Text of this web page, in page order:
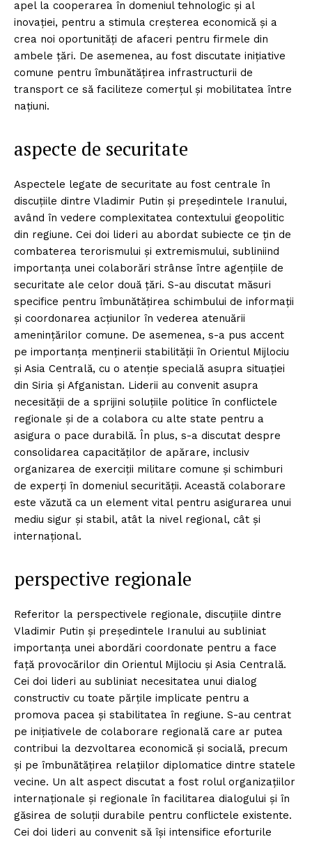
apel la cooperarea în domeniul tehnologic și al
inovației, pentru a stimula creșterea economică și a
crea noi oportunități de afaceri pentru firmele din
ambele țări. De asemenea, au fost discutate inițiative
comune pentru îmbunătățirea infrastructurii de
transport ce să faciliteze comerțul și mobilitatea între
națiuni.
aspecte de securitate
Aspectele legate de securitate au fost centrale în
discuțiile dintre Vladimir Putin și președintele Iranului,
având în vedere complexitatea contextului geopolitic
din regiune. Cei doi lideri au abordat subiecte ce țin de
combaterea terorismului și extremismului, subliniind
importanța unei colaborări strânse între agențiile de
securitate ale celor două țări. S-au discutat măsuri
specifice pentru îmbunătățirea schimbului de informații
și coordonarea acțiunilor în vederea atenuării
amenințărilor comune. De asemenea, s-a pus accent
pe importanța menținerii stabilității în Orientul Mijlociu
și Asia Centrală, cu o atenție specială asupra situației
din Siria și Afganistan. Liderii au convenit asupra
necesității de a sprijini soluțiile politice în conflictele
regionale și de a colabora cu alte state pentru a
asigura o pace durabilă. În plus, s-a discutat despre
consolidarea capacităților de apărare, inclusiv
organizarea de exerciții militare comune și schimburi
de experți în domeniul securității. Această colaborare
este văzută ca un element vital pentru asigurarea unui
mediu sigur și stabil, atât la nivel regional, cât și
internațional.
perspective regionale
Referitor la perspectivele regionale, discuțiile dintre
Vladimir Putin și președintele Iranului au subliniat
importanța unei abordări coordonate pentru a face
față provocărilor din Orientul Mijlociu și Asia Centrală.
Cei doi lideri au subliniat necesitatea unui dialog
constructiv cu toate părțile implicate pentru a
promova pacea și stabilitatea în regiune. S-au centrat
pe inițiativele de colaborare regională care ar putea
contribui la dezvoltarea economică și socială, precum
și pe îmbunătățirea relațiilor diplomatice dintre statele
vecine. Un alt aspect discutat a fost rolul organizațiilor
internaționale și regionale în facilitarea dialogului și în
găsirea de soluții durabile pentru conflictele existente.
Cei doi lideri au convenit să își intensifice eforturile